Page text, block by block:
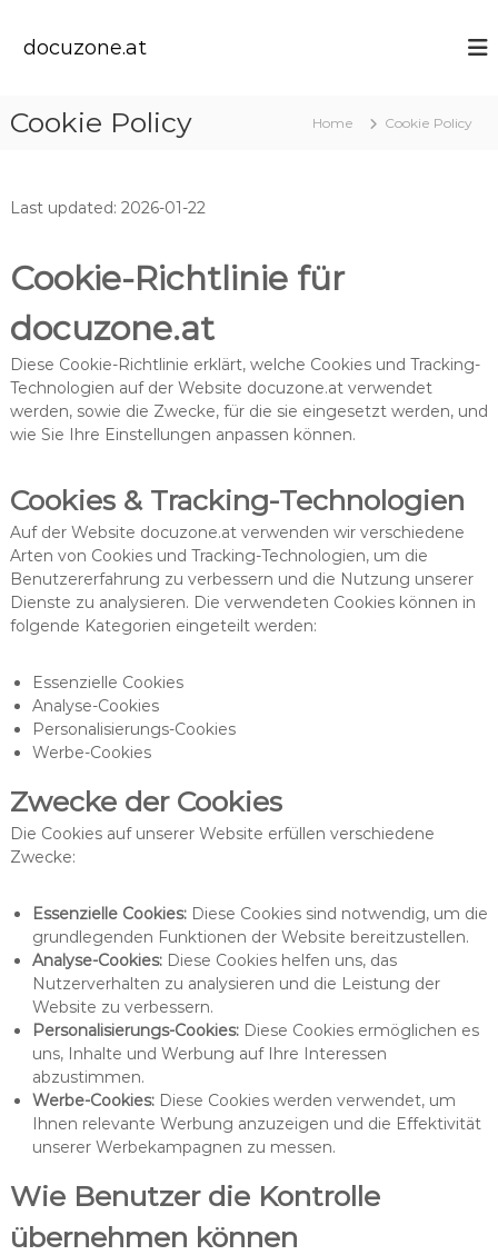
docuzone.at
Cookie Policy Home Cookie Policy
Last updated: 2026-01-22
Cookie-Richtlinie für
docuzone.at
Diese Cookie-Richtlinie erklärt, welche Cookies und Tracking-
Technologien auf der Website docuzone.at verwendet
werden, sowie die Zwecke, für die sie eingesetzt werden, und
wie Sie Ihre Einstellungen anpassen können.
Cookies & Tracking-Technologien
Auf der Website docuzone.at verwenden wir verschiedene
Arten von Cookies und Tracking-Technologien, um die
Benutzererfahrung zu verbessern und die Nutzung unserer
Dienste zu analysieren. Die verwendeten Cookies können in
folgende Kategorien eingeteilt werden:
Essenzielle Cookies
Analyse-Cookies
Personalisierungs-Cookies
Werbe-Cookies
Zwecke der Cookies
Die Cookies auf unserer Website erfüllen verschiedene
Zwecke:
Essenzielle Cookies:Diese Cookies sind notwendig, um die
grundlegenden Funktionen der Website bereitzustellen.
Analyse-Cookies:Diese Cookies helfen uns, das
Nutzerverhalten zu analysieren und die Leistung der
Website zu verbessern.
Personalisierungs-Cookies:Diese Cookies ermöglichen es
uns, Inhalte und Werbung auf Ihre Interessen
abzustimmen.
Werbe-Cookies:Diese Cookies werden verwendet, um
Ihnen relevante Werbung anzuzeigen und die Effektivität
unserer Werbekampagnen zu messen.
Wie Benutzer die Kontrolle
übernehmen können